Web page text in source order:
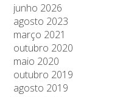
junho 2026
agosto 2023
março 2021
outubro 2020
maio 2020
outubro 2019
agosto 2019